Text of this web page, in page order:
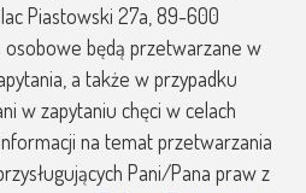
Piastowski 27a, 89-600
osobowe będą przetwarzane w
a także w przypadku
w zapytaniu chęci w celach
na temat przetwarzania
Pani/Pana praw z